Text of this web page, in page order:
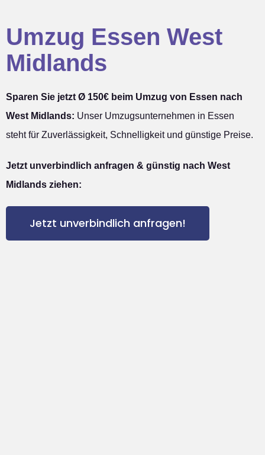
Umzug Essen West
Midlands
Sparen Sie jetzt Ø 150€ beim Umzug von Essen nach
West Midlands: Unser Umzugsunternehmen in Essen
steht für Zuverlässigkeit, Schnelligkeit und günstige Preise.
Jetzt unverbindlich anfragen & günstig nach West
Midlands ziehen:
Jetzt unverbindlich anfragen!